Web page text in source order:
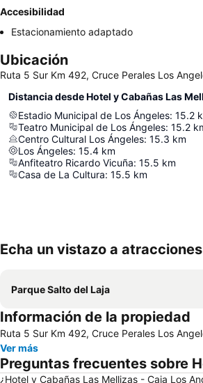
Accesibilidad
Estacionamiento adaptado
Ubicación
Ruta 5 Sur Km 492, Cruce Perales Los
Distancia desde Hotel y Cabañas Las
Estadio Municipal de Los Ángeles: 15.2
Teatro Municipal de Los Ángeles: 15.2
Centro Cultural Los Ángeles: 15.3 km
Los Ángeles: 15.4 km
Anfiteatro Ricardo Vicuña: 15.5 km
Casa de La Cultura: 15.5 km
Echa un vistazo a
Parque Salto del Laja
Información de la propiedad
Ruta 5 Sur Km 492, Cruce Perales Los
Ver más
Preguntas frecuentes sobre
¿Hotel y Cabañas Las Mellizas - Caja Los